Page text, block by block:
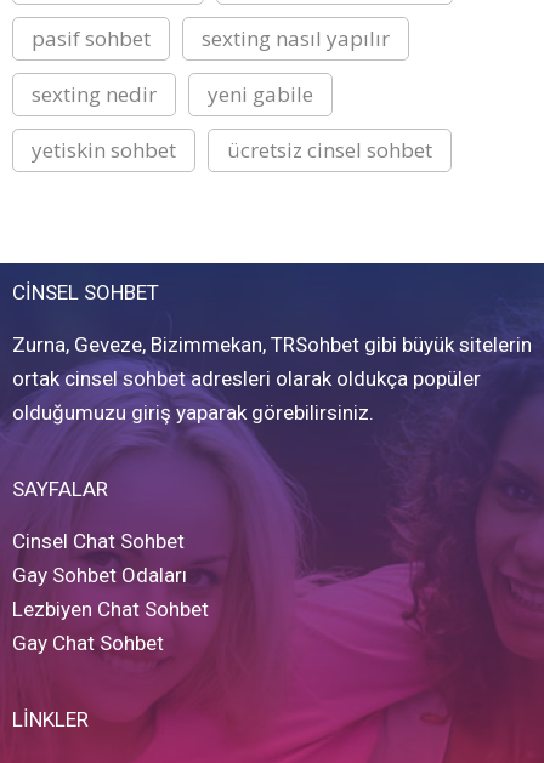
pasif sohbet
sexting nasıl yapılır
sexting nedir
yeni gabile
yetiskin sohbet
ücretsiz cinsel sohbet
CİNSEL SOHBET
Zurna, Geveze, Bizimmekan, TRSohbet gibi büyük sitelerin
ortak cinsel sohbet adresleri olarak oldukça popüler
olduğumuzu giriş yaparak görebilirsiniz.
SAYFALAR
Cinsel Chat Sohbet
Gay Sohbet Odaları
Lezbiyen Chat Sohbet
Gay Chat Sohbet
LİNKLER